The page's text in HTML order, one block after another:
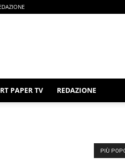
PAPER TV REDAZIONE
PIÙ